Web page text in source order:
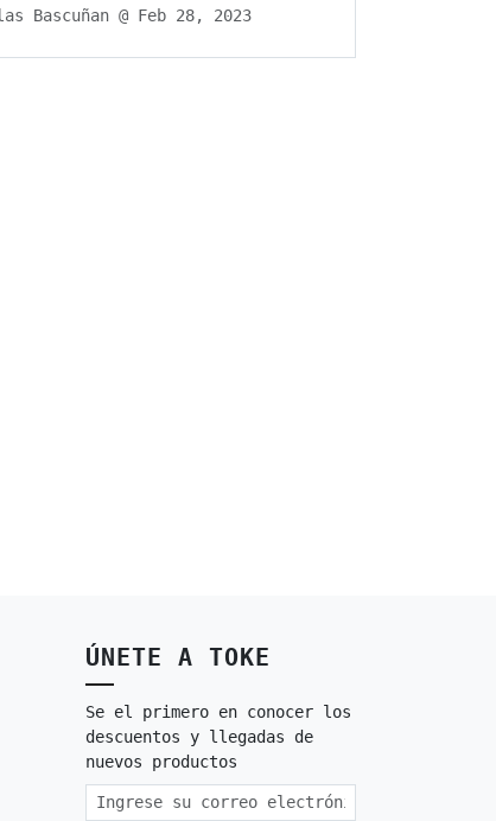
Bascuñan @ Feb 28, 2023
ÚNETE A TOKE
Se el primero en conocer los
descuentos y llegadas de
nuevos productos